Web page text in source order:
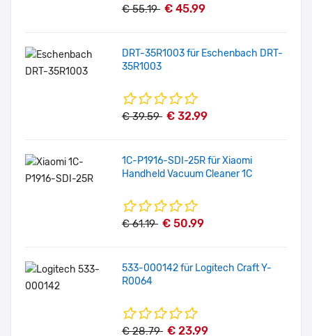
€ 55.19 € 45.99
DRT-35R1003 für Eschenbach DRT-
35R1003
€ 39.59 € 32.99
1C-P1916-SDI-25R für Xiaomi
Handheld Vacuum Cleaner 1C
€ 61.19 € 50.99
533-000142 für Logitech Craft Y-
R0064
€ 28.79 € 23.99